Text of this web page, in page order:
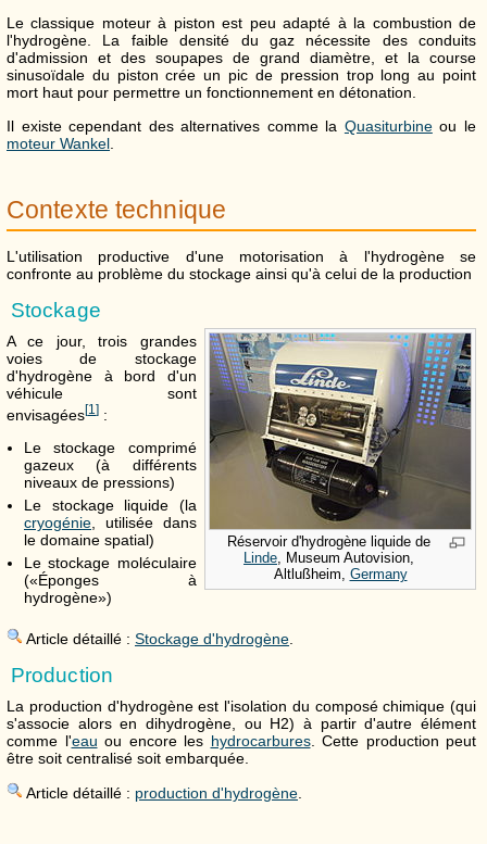
Le classique moteur à piston est peu adapté à la combustion de
l'hydrogène. La faible densité du gaz nécessite des conduits
d'admission et des soupapes de grand diamètre, et la course
sinusoïdale du piston crée un pic de pression trop long au point
mort haut pour permettre un fonctionnement en détonation.
Il existe cependant des alternatives comme la Quasiturbineou le
moteur Wankel
Contexte technique
L'utilisation productive d'une motorisation à l'hydrogène se
confronte au problème du stockage ainsi qu'à celui de la production
Stockage
Réservoir d'hydrogène liquide de
Linde , Museum Autovision,
Altlußheim, Germany
A ce jour, trois grandes
voies de stockage
d'hydrogène à bord d'un
véhicule sont
envisagées[1] :
Le stockage comprimé
gazeux (à différents
niveaux de pressions)
Le stockage liquide (la
cryogénie , utilisée dans
le domaine spatial)
Le stockage moléculaire
(«Éponges à
hydrogène»)
Article détaillé : Stockage d'hydrogène
Production
La production d'hydrogène est l'isolation du composé chimique (qui
s'associe alors en dihydrogène, ou H2) à partir d'autre élément
comme l'eau ou encore les hydrocarbures. Cette production peut
être soit centralisé soit embarquée.
Article détaillé : production d'hydrogène.